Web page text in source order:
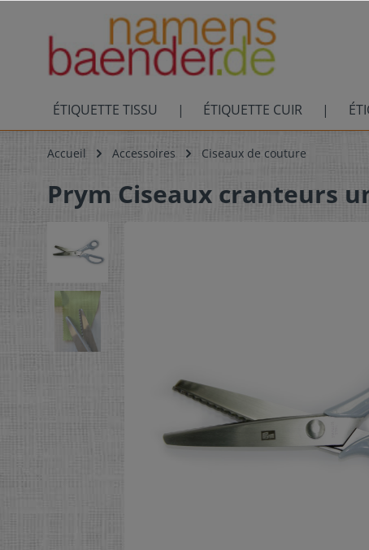
ÉTIQUETTE TISSU ÉTIQUETTE CUIR
Accueil Accessoires Ciseaux de couture
Prym Ciseaux cranteurs